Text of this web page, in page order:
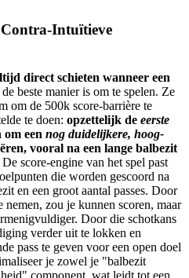
Intuïtieve
direct schieten wanneer een
de beste manier is om te spelen. Ze
om de 500k score-barrière te
te doen: opzettelijk de eerste
een nog duidelijkere, hoog-
vooral na een lange balbezit
score-engine van het spel past
die worden gescoord na
en een groot aantal passes. Door
nemen, zou je kunnen scoren, maar
Door die schotkans
verder uit te lokken en
pass te geven voor een open doel
je zowel je "balbezit
component, wat leidt tot een